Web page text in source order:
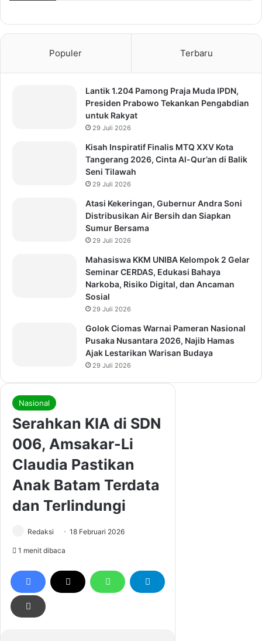
Populer Terbaru
Lantik 1.204 Pamong Praja Muda IPDN,
Presiden Prabowo Tekankan Pengabdian
untuk Rakyat
29 Juli 2026
Kisah Inspiratif Finalis MTQ XXV Kota
Tangerang 2026, Cinta Al-Qur’an di Balik
Seni Tilawah
29 Juli 2026
Atasi Kekeringan, Gubernur Andra Soni
Distribusikan Air Bersih dan Siapkan
Sumur Bersama
29 Juli 2026
Mahasiswa KKM UNIBA Kelompok 2 Gelar
Seminar CERDAS, Edukasi Bahaya
Narkoba, Risiko Digital, dan Ancaman
Sosial
29 Juli 2026
Golok Ciomas Warnai Pameran Nasional
Pusaka Nusantara 2026, Najib Hamas
Ajak Lestarikan Warisan Budaya
29 Juli 2026